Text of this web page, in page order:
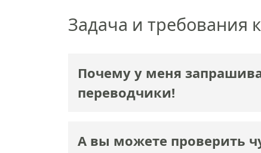
Задача и требования
Почему у меня
переводчики!
А вы можете проверить